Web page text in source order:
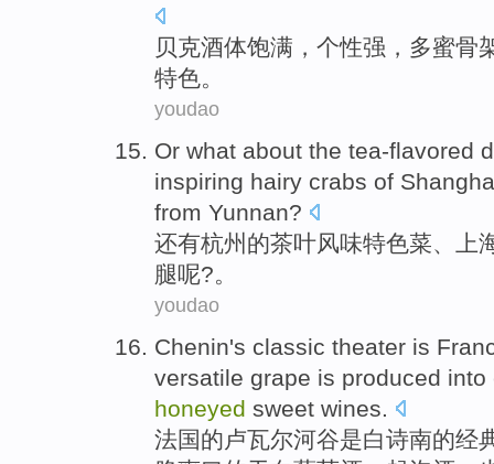
贝克酒体饱满， 个性强，多蜜骨
特色。
youdao
Or what about the tea-flavored
inspiring hairy crabs of
from Yunnan?
还有杭州 的茶叶风味特色菜、
上
腿呢?。
youdao
Chenin's classic theater is
versatile grape is produced
honeyed sweet wines.
法国的卢瓦尔河谷是白诗南的经